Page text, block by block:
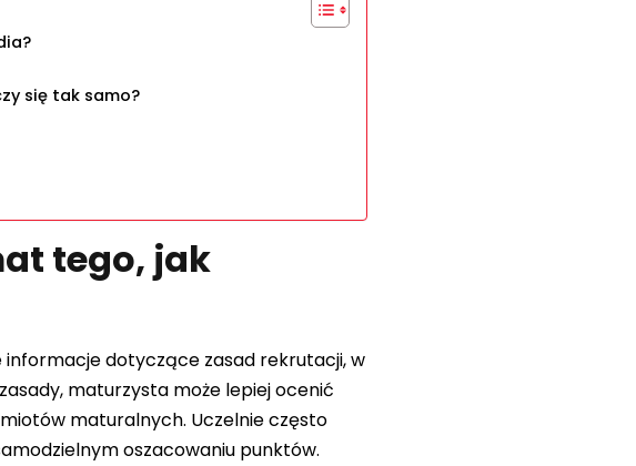
się tak samo?
tego, jak
informacje dotyczące zasad rekrutacji, w
maturzysta może lepiej ocenić
maturalnych. Uczelnie często
oszacowaniu punktów.